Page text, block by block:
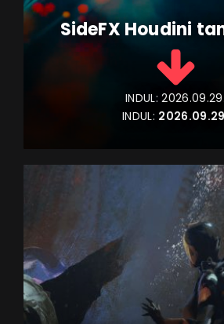
SideFX Houdini
INDUL:2026.09.29.
INDUL: